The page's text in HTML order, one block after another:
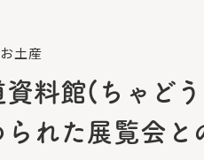
土産
資料館(ちゃど
られた展覧会と